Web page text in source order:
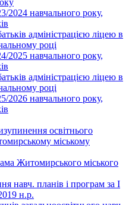
2024 навчального року,
адміністрацією ліцею в
році
2025 навчального року,
адміністрацією ліцею в
році
2026 навчального року,
освітнього
міському
Житомирського міського
навч. планів і програм за І
н.р.